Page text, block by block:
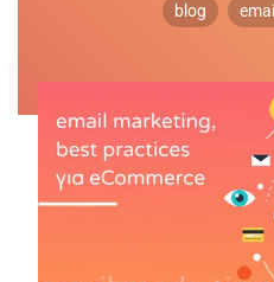
blog